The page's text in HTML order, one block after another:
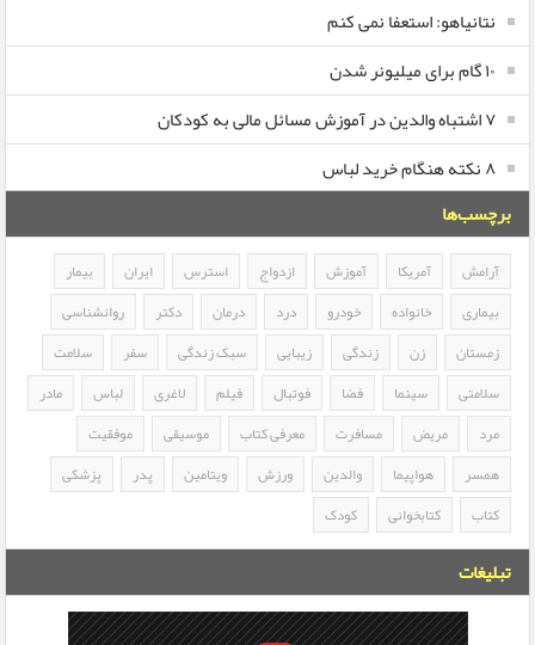
نتانیاهو: استعفا نمی کنم
۱۰ گام برای میلیونر شدن
۷ اشتباه والدین در آموزش مسائل مالی به کودکان
۸ نکته هنگام خرید لباس
برچسب‌ها
آرامش آمریکا آموزش ازدواج استرس ایران
بیمار
بیماری
خانواده خودرو درد درمان دکتر
روانشناسی
زمستان
زن زندگی زیبایی سبک زندگی سفر
سلامت
سلامتی
سینما فضا فوتبال فیلم لاغری لباس
مادر
مرد
مریض مسافرت معرفی کتاب موسیقی
موفقیت
همسر
هواپیما والدین ورزش ویتامین پدر
پزشکی
کتاب
کتابخوانی کودک
تبلیغات